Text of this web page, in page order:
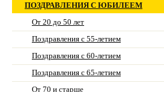
ПОЗДРАВЛЕНИЯ С ЮБИЛЕЕМ
От 20 до 50 лет
Поздравления с 55-летием
Поздравления с 60-летием
Поздравления с 65-летием
От 70 и старше